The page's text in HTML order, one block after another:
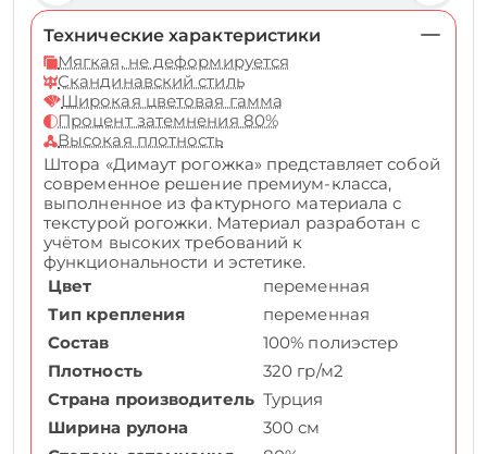
Технические характеристики
Мягкая, не деформируется
Скандинавский стиль
Широкая цветовая гамма
Процент затемнения 80%
Высокая плотность
Штора «Димаут рогожка» представляет собой
современное решение премиум-класса,
выполненное из фактурного материала с
текстурой рогожки. Материал разработан с
учётом высоких требований к
функциональности и эстетике.
Цвет
переменная
Тип крепления
переменная
Состав
100% полиэстер
Плотность
320 гр/м2
Страна производитель Турция
Ширина рулона
300 см